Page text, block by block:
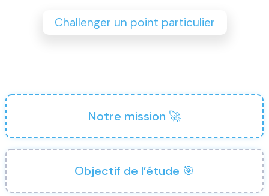
Challenger un point particulier
Notre mission 🚀
Objectif de l’étude 🎯